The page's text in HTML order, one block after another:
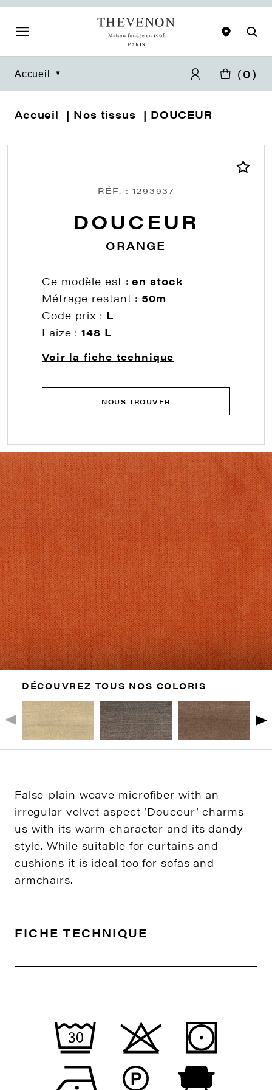
Accueil (0)
Accueil Nos tissus DOUCEUR
RÉF. : 1293937
DOUCEUR
ORANGE
Ce modèle est :en stock
Métrage restant : 50m
Code prix : L
Laize :148 L
Voir la fiche technique
NOUS TROUVER
DÉCOUVREZ TOUS NOS COLORIS
False-plain weave microfiber with an
irregular velvet aspect ‘Douceur’ charms
us with its warm character and its dandy
style. While suitable for curtains and
cushions it is ideal too for sofas and
armchairs.
FICHE TECHNIQUE